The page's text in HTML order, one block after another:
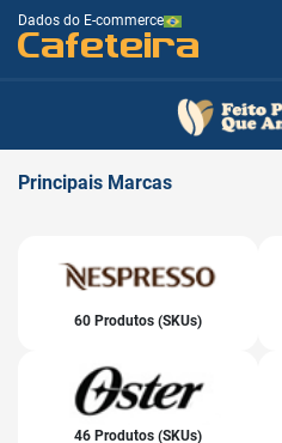
Dados do E-commerce
Cafeteira
Principais Marcas
60 Produtos (SKUs)
46 Produtos (SKUs)